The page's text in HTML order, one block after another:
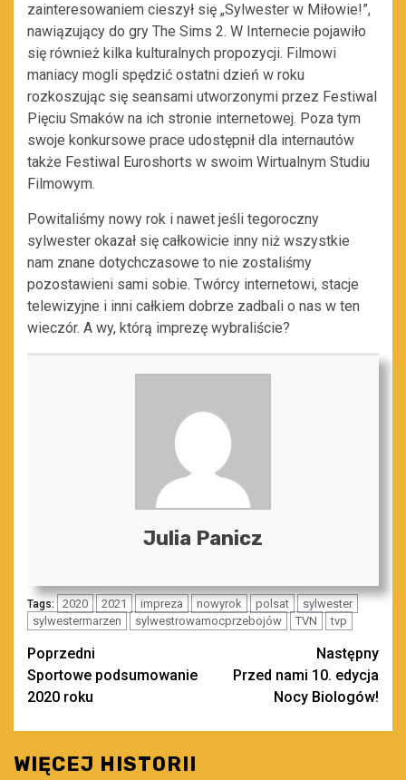
zainteresowaniem cieszył się „Sylwester w Miłowie!”,
nawiązujący do gry The Sims 2. W Internecie pojawiło
się również kilka kulturalnych propozycji. Filmowi
maniacy mogli spędzić ostatni dzień w roku
rozkoszując się seansami utworzonymi przez Festiwal
Pięciu Smaków na ich stronie internetowej. Poza tym
swoje konkursowe prace udostępnił dla internautów
także Festiwal Euroshorts w swoim Wirtualnym Studiu
Filmowym.
Powitaliśmy nowy rok i nawet jeśli tegoroczny
sylwester okazał się całkowicie inny niż wszystkie
nam znane dotychczasowe to nie zostaliśmy
pozostawieni sami sobie. Twórcy internetowi, stacje
telewizyjne i inni całkiem dobrze zadbali o nas w ten
wieczór. A wy, którą imprezę wybraliście?
Julia Panicz
Tags: 2020 2021 impreza nowyrok polsat
sylwester
sylwestermarzen
sylwestrowamocprzebojów TVN tvp
Zobacz
wpisy
Poprzedni
Sportowe podsumowanie
2020 roku
Następny
Przed nami 10. edycja
Nocy Biologów!
WIĘCEJ HISTORII